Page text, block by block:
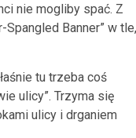
nie mogliby spać. Z
Banner” w tle,
tu trzeba coś
ulicy”. Trzyma się
ulicy i drganiem